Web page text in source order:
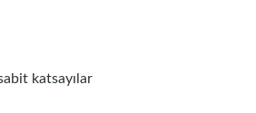
katsayılar